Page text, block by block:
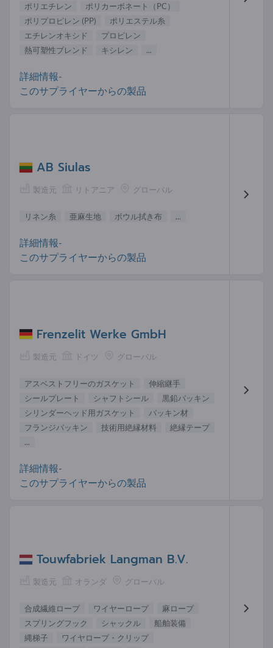
ポリエチレン
ポリカーボネート（PC）
ポリプロピレン (PP)
ポリエステル糸
エチレンオキシド
プロピレン
熱可塑性ブレンド
キシレン ...
詳細情報-
このサプライヤーからの製品
AB Siulas
製造元 リトアニア グローバル
リネン糸 亜麻生地 ボウル拭き布 ...
詳細情報-
このサプライヤーからの製品
Frenzelit Werke GmbH
製造元 ドイツ グローバル
アスベストフリーのガスケット
伸縮継手
シールプレート
シャフトシール
黒鉛パッキン
シリンダーヘッド用ガスケット
パッキン材
フランジパッキン
技術用絶縁材料
絶縁テープ
...
詳細情報-
このサプライヤーからの製品
Touwfabriek Langman B.V.
製造元 オランダ グローバル
合成繊維ロープ ワイヤーロープ
麻ロープ
スプリングフック
シャックル
船舶装備
縄梯子
ワイヤロープ・クリップ